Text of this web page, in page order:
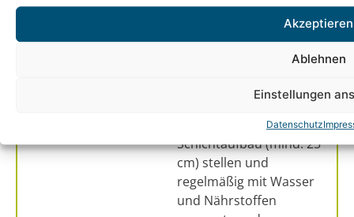
Akzeptieren
Ablehnen
Einstellungen
Datenschutz
quasi ein Dachgarten.
Hier wachsen je nach
Sträucher und Bäume.
Klar, dass diese
Ansprüche an den
Schichtaufbau (mind. 25
cm) stellen und
regelmäßig mit Wasser
und Nährstoffen